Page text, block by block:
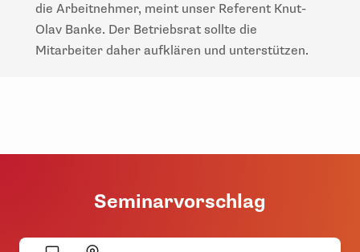
die Arbeitnehmer, meint unser Referent Knut-
Olav Banke. Der Betriebsrat sollte die
Mitarbeiter daher aufklären und unterstützen.
Seminarvorschlag